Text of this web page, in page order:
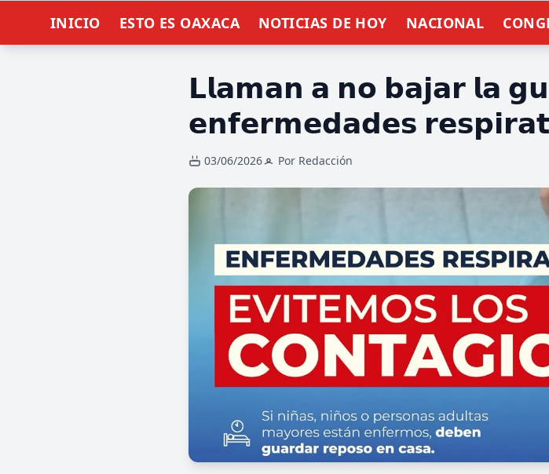
INICIO ESTO ES OAXACA NOTICIAS DE HOY NACIONAL
𝗟𝗹𝗮𝗺𝗮𝗻 𝗮 𝗻𝗼 𝗯𝗮𝗷𝗮𝗿 𝗹𝗮
𝗲𝗻𝗳𝗲𝗿𝗺𝗲𝗱𝗮𝗱𝗲𝘀
03/06/2026 Por Redacción